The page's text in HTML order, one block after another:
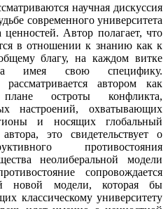
научная дискуссия
современного университета
Автор полагает, что
в отношении к знанию как к
благу, на каждом витке
имея свою специфику.
автором как
остроты конфликта,
настроений, охватывающих
и носящих глобальный
это свидетельствует о
противостояния
неолиберальной модели
сопровождается
новой модели, которая бы
классическому университету